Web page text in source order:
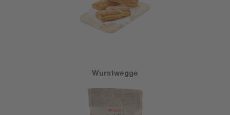
Wurstwegge